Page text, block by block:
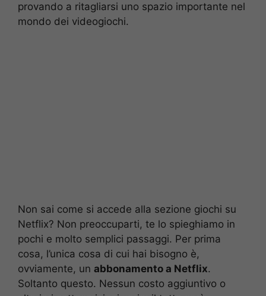
provando a ritagliarsi uno spazio importante nel
mondo dei videogiochi.
Non sai come si accede alla sezione giochi su
Netflix? Non preoccuparti, te lo spieghiamo in
pochi e molto semplici passaggi. Per prima
cosa, l’unica cosa di cui hai bisogno è,
ovviamente, un abbonamento a Netflix.
Soltanto questo. Nessun costo aggiuntivo o